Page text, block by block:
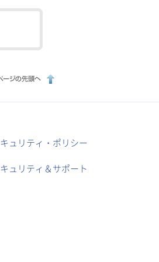
ュリティ・ポリシー
ュリティ＆サポート